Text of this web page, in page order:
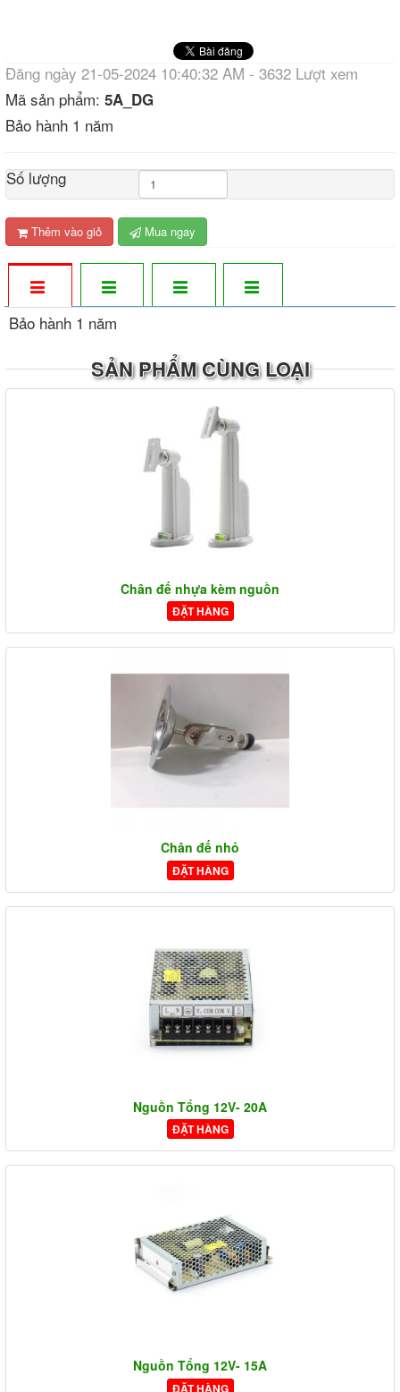
Đăng ngày 21-05-2024 10:40:32 AM - 3632 Lượt xem
Mã sản phẩm: 5A_DG
Bảo hành 1 năm
Số lượng
Thêm vào giỏ Mua ngay
Bảo hành 1 năm
SẢN PHẨM CÙNG LOẠI
Chân đế nhựa kèm nguồn
ĐẶT HÀNG
Chân đế nhỏ
ĐẶT HÀNG
Nguồn Tổng 12V- 20A
ĐẶT HÀNG
Nguồn Tổng 12V- 15A
ĐẶT HÀNG